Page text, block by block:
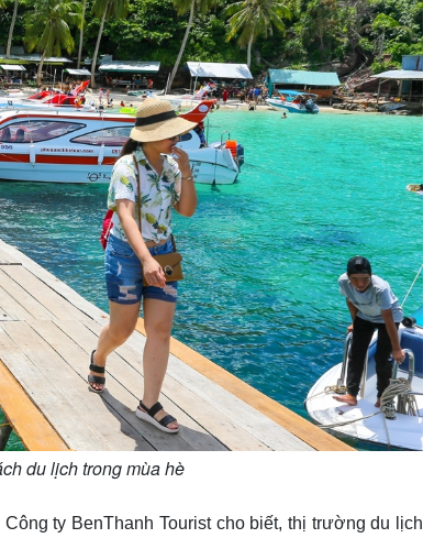
du lịch trong mùa hè
ty BenThanh Tourist cho biết, thị trường du lịch